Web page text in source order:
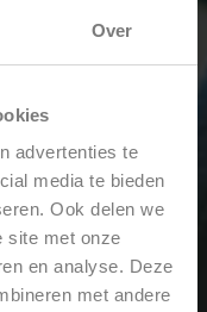
Over
advertenties te
media te bieden
Ook delen we
site met onze
en analyse. Deze
met andere
17:00 worden